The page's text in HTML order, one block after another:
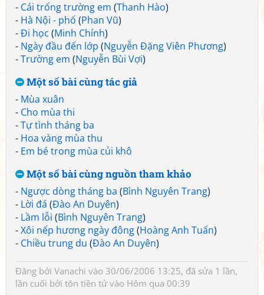
- Cái trống trường em (Thanh Hào)
- Hà Nội - phố (Phan Vũ)
-Đi học (Minh Chính)
- Ngày đầu đến lớp (Nguyễn Đặng Viên Phương)
-Trường em (Nguyễn Bùi Vợi)
Một số bài cùng tác giả
- Mùa xuân
- Cho mùa thi
-Tự tình tháng ba
- Hoa vàng mùa thu
- Em bé trong mùa củi khô
Một số bài cùng nguồn tham khảo
- Ngược dòng tháng ba (Bình Nguyên Trang)
- Lời đá (Đào An Duyên)
- Lầm lỗi (Bình Nguyên Trang)
-Xôi nếp hương ngày đông(Hoàng Anh Tuấn)
- Chiều trung du (Đào An Duyên)
Đăng bởi Vanachi vào 30/06/2006 13:25, đã sửa 1 lần,
lần cuối bởi tôn tiền tửvào Hôm qua 00:39